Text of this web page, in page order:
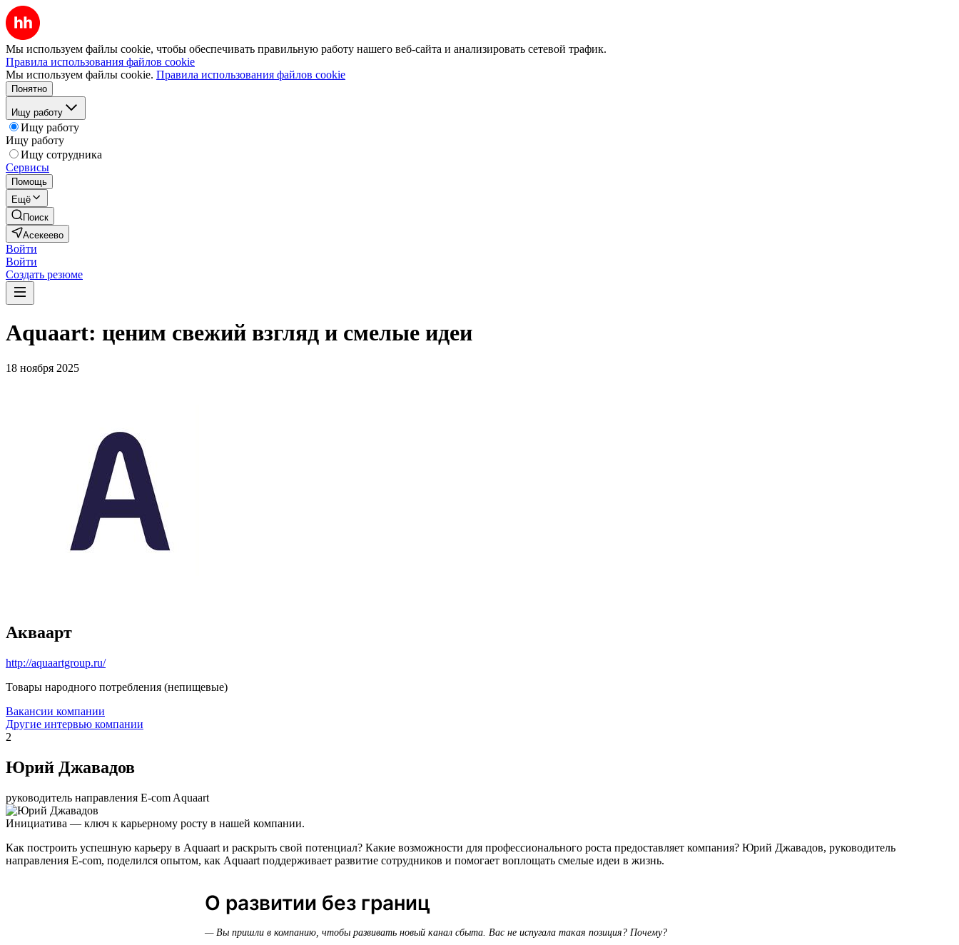
Мы используем файлы cookie, чтобы обеспечивать правильную работу нашего веб-сайта и анализировать сетевой трафик.
Правила использования файлов cookie
Мы используем файлы cookie. Правила использования файлов cookie
Понятно
Ищу работу
Ищу работу
Ищу работу
Ищу сотрудника
Сервисы
Помощь
Ещё
Поиск
Асекеево
Войти
Войти
Создать резюме
Aquaart: ценим свежий взгляд и смелые идеи
18 ноября 2025
Акваарт
http://aquaartgroup.ru/
Товары народного потребления (непищевые)
Вакансии компании
Другие интервью компании
2
Юрий Джавадов
руководитель направления E-com Aquaart
Инициатива — ключ к карьерному росту в нашей компании.
Как построить успешную карьеру в Aquaart и раскрыть свой потенциал? Какие возможности для профессионального роста предоставляет компания? Юрий Джавадов, руководитель
направления E-com, поделился опытом, как Aquaart поддерживает развитие сотрудников и помогает воплощать смелые идеи в жизнь.
О развитии без границ
— Вы пришли в компанию, чтобы развивать новый канал сбыта. Вас не испугала такая позиция? Почему?